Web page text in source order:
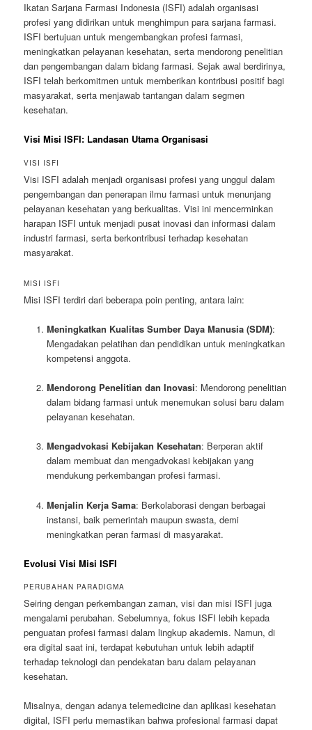
Ikatan Sarjana Farmasi Indonesia (ISFI) adalah organisasi
profesi yang didirikan untuk menghimpun para sarjana farmasi.
ISFI bertujuan untuk mengembangkan profesi farmasi,
meningkatkan pelayanan kesehatan, serta mendorong penelitian
dan pengembangan dalam bidang farmasi. Sejak awal berdirinya,
ISFI telah berkomitmen untuk memberikan kontribusi positif bagi
masyarakat, serta menjawab tantangan dalam segmen
kesehatan.
Visi Misi ISFI: Landasan Utama Organisasi
VISI ISFI
Visi ISFI adalah menjadi organisasi profesi yang unggul dalam
pengembangan dan penerapan ilmu farmasi untuk menunjang
pelayanan kesehatan yang berkualitas. Visi ini mencerminkan
harapan ISFI untuk menjadi pusat inovasi dan informasi dalam
industri farmasi, serta berkontribusi terhadap kesehatan
masyarakat.
MISI ISFI
Misi ISFI terdiri dari beberapa poin penting, antara lain:
Meningkatkan Kualitas Sumber Daya Manusia (SDM):
Mengadakan pelatihan dan pendidikan untuk meningkatkan
kompetensi anggota.
Mendorong Penelitian dan Inovasi: Mendorong penelitian
dalam bidang farmasi untuk menemukan solusi baru dalam
pelayanan kesehatan.
Mengadvokasi Kebijakan Kesehatan: Berperan aktif
dalam membuat dan mengadvokasi kebijakan yang
mendukung perkembangan profesi farmasi.
Menjalin Kerja Sama: Berkolaborasi dengan berbagai
instansi, baik pemerintah maupun swasta, demi
meningkatkan peran farmasi di masyarakat.
Evolusi Visi Misi ISFI
PERUBAHAN PARADIGMA
Seiring dengan perkembangan zaman, visi dan misi ISFI juga
mengalami perubahan. Sebelumnya, fokus ISFI lebih kepada
penguatan profesi farmasi dalam lingkup akademis. Namun, di
era digital saat ini, terdapat kebutuhan untuk lebih adaptif
terhadap teknologi dan pendekatan baru dalam pelayanan
kesehatan.
Misalnya, dengan adanya telemedicine dan aplikasi kesehatan
digital, ISFI perlu memastikan bahwa profesional farmasi dapat